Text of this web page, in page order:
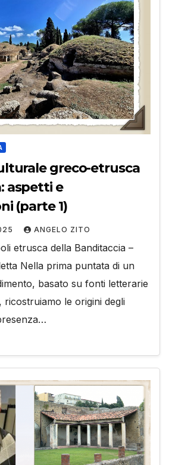
greco-etrusca
aspetti e
(parte 1)
ANGELO ZITO
etrusca della Banditaccia –
Nella prima puntata di un
basato su fonti letterarie
ricostruiamo le origini degli